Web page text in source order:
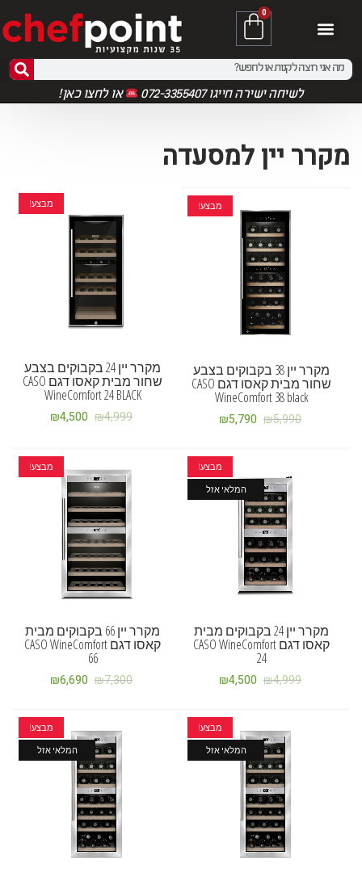
0
לשיחה ישירה חייגו 072-3355407 אולחצו כאן!
מקרר יין למסעדה
מבצע!
מקרר יין 24 בקבוקים בצבע
שחור מבית קאסו דגם CASO
WineComfort 24 BLACK
₪4,999
₪4,500
מבצע!
מקרר יין 38 בקבוקים בצבע
שחור מבית קאסו דגם CASO
WineComfort 38 black
₪5,990
₪5,790
מבצע!
מקרר יין 66 בקבוקים מבית
קאסו דגם CASO WineComfort
66
₪7,300
₪6,690
מבצע!
המלאי אזל
מקרר יין 24 בקבוקים מבית
קאסו דגם CASO WineComfort
24
₪4,999
₪4,500
מבצע!
המלאי אזל
מבצע!
המלאי אזל